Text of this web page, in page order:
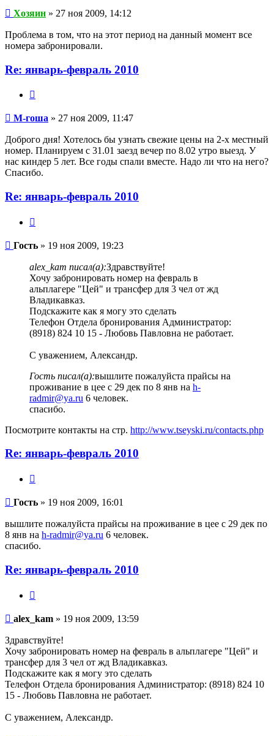
Хозяин » 27 ноя 2009, 14:12
Проблема в том, что на этот период на данный момент все
номера забронировали.
Re: январь-февраль 2010
гоша
М-гоша » 27 ноя 2009, 11:47
Доброго дня! Хотелось бы узнать свежие цены на 2-х местный
номер. Планируем с 31.01 заезд вечер по 8.02 утро выезд. У
нас киндер 5 лет. Все годы спали вместе. Надо ли что на него?
Спасибо.
Re: январь-февраль 2010
Гость » 19 ноя 2009, 19:23
alex_kam писал(а):Здравствуйте!
Хочу забронировать номер на февраль в
альплагере "Цей" и трансфер для 3 чел от жд
Владикавказ.
Подскажите как я могу это сделать
Телефон Отдела бронирования Администратор:
(8918) 824 10 15 - Любовь Павловна не работает.
С уважением, Александр.
Гость писал(а):вышлите пожалуйста прайсы на
проживание в цее с 29 дек по 8 янв на h-
radmir@ya.ru 6 человек.
спасибо.
Посмотрите контакты на стр. http://www.tseyski.ru/contacts.php
Re: январь-февраль 2010
Гость » 19 ноя 2009, 16:01
вышлите пожалуйста прайсы на проживание в цее с 29 дек по
8 янв на h-radmir@ya.ru 6 человек.
спасибо.
Re: январь-февраль 2010
alex_kam » 19 ноя 2009, 13:59
Здравствуйте!
Хочу забронировать номер на февраль в альплагере "Цей" и
трансфер для 3 чел от жд Владикавказ.
Подскажите как я могу это сделать
Телефон Отдела бронирования Администратор: (8918) 824 10
15 - Любовь Павловна не работает.
С уважением, Александр.